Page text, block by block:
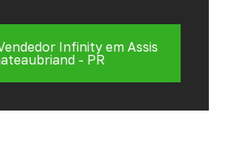
Infinity em Assis
- PR